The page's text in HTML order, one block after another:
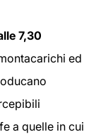
7,30
ed
a quelle in cui